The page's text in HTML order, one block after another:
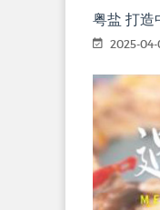
粤盐 打造
2025-04-